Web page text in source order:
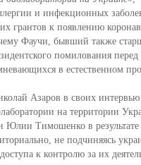
и инфекционных
грантов к появлению
Фаучи, бывший также
помилования перед
в естественном
Азаров в своих интервью
на территории
Тимошенко в
не подчиняясь
к контролю за их